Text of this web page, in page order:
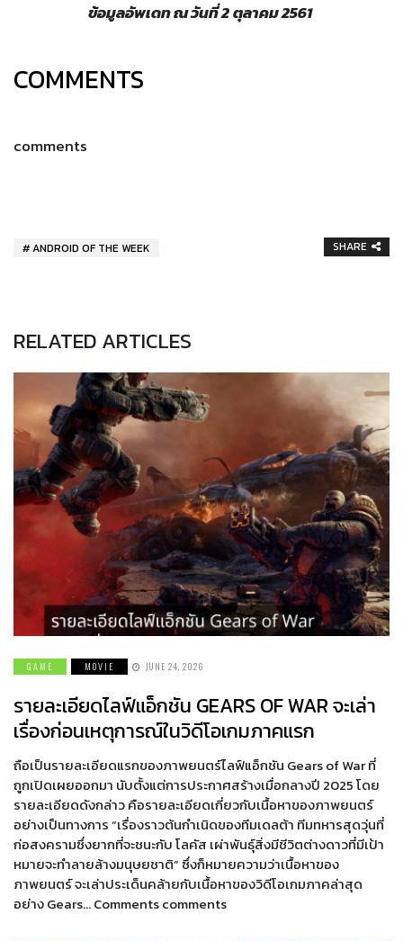
ข้อมูลอัพเดท ณ วันที่2ตุลาคม2561
COMMENTS
comments
ANDROID OF THE WEEK SHARE
RELATED ARTICLES
GAME MOVIE JUNE 24, 2026
รายละเอียดไลฟ์แอ็กชัน GEARS OF WAR จะเล่า
เรื่องก่อนเหตุการณ์ในวิดีโอเกมภาคแรก
ถือเป็นรายละเอียดแรกของภาพยนตร์ไลฟ์แอ็กชัน Gears of War ที่
ถูกเปิดเผยออกมา นับตั้งแต่การประกาศสร้างเมื่อกลางปี 2025 โดย
รายละเอียดดังกล่าว คือรายละเอียดเกี่ยวกับเนื้อหาของภาพยนตร์
อย่างเป็นทางการ “เรื่องราวต้นกำเนิดของทีมเดลต้า ทีมทหารสุดวุ่นที่
ก่อสงครามซึ่งยากที่จะชนะกับ โลคัส เผ่าพันธุ์สิ่งมีชีวิตต่างดาวที่มีเป้า
หมายจะทำลายล้างมนุษยชาติ” ซึ่งก็หมายความว่าเนื้อหาของ
ภาพยนตร์ จะเล่าประเด็นคล้ายกับเนื้อหาของวิดีโอเกมภาคล่าสุด
อย่าง Gears… Comments comments